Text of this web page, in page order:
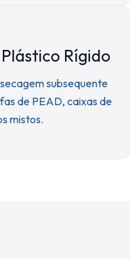
Rígido
subsequente
de PEAD, caixas de
mistos.